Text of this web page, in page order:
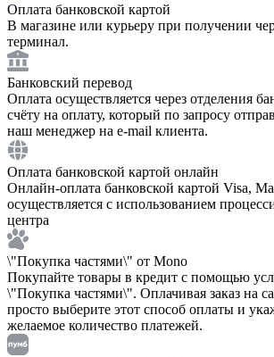
Оплата банковской картой
В магазине или курьеру при получении
терминал.
Банковский перевод
Оплата осуществляется через отделения
счёту на оплату, который по запросу
наш менеджер на e-mail клиента.
Оплата банковской картой онлайн
Онлайн-оплата банковской картой Visa,
осуществляется с использованием
центра
\"Покупка частями\" от Mono
Покупайте товары в кредит с помощью
\"Покупка частями\". Оплачивая заказ на
просто выберите этот способ оплаты и
желаемое количество платежей.